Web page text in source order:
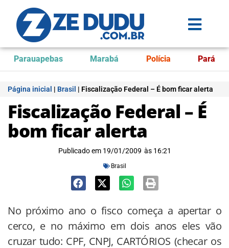
Parauapebas Marabá Polícia Pará
Página inicial | Brasil | Fiscalização Federal – É bom ficar alerta
Fiscalização Federal – É
bom ficar alerta
Publicado em 19/01/2009 às 16:21
Brasil
No próximo ano o fisco começa a apertar o
cerco, e no máximo em dois anos eles vão
cruzar tudo: CPF, CNPJ, CARTÓRIOS (checar os